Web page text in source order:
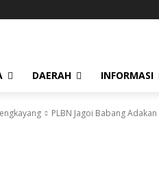
DAERAH INFORMASI
PLBN Jagoi Babang